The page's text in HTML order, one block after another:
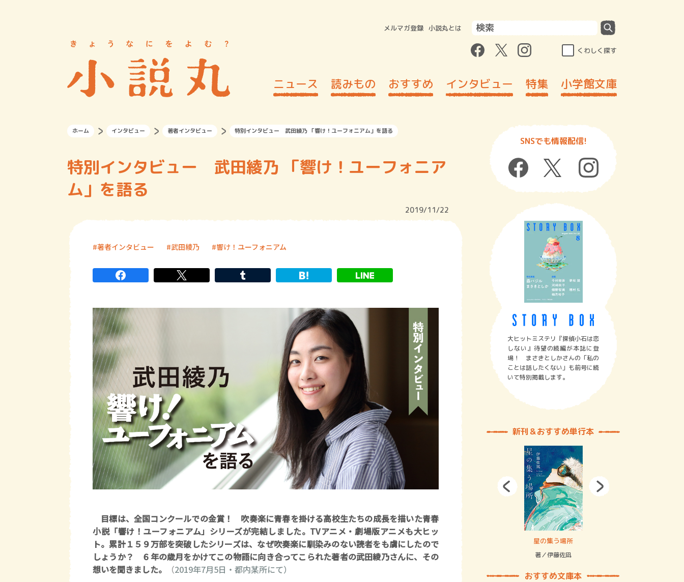
メルマガ登録 小説丸とは
くわしく探す
ニュース 読みもの おすすめ インタビュー 特集 小学館文庫
ホーム インタビュー 著者インタビュー 特別インタビュー 武田綾乃 「響け！ユーフォニアム」を語る
特別インタビュー 武田綾乃 「響け！ユーフォニア
ム」を語る
2019/11/22
著者インタビュー 武田綾乃 響け！ユーフォニアム
目標は、全国コンクールでの金賞！ 吹奏楽に青春を掛ける高校生たちの成長を描いた青春
小説「響け！ユーフォニアム」シリーズが完結しました。TVアニメ・劇場版アニメも大ヒッ
ト。累計１５９万部を突破したシリーズは、なぜ吹奏楽に馴染みのない読者をも虜にしたので
しょうか？ ６年の歳月をかけてこの物語に向き合ってこられた著者の武田綾乃さんに、その
想いを聞きました。
（2019年7月5日・都内某所にて）
SNSでも情報配信!
大ヒットミステリ『探偵小石は恋
しない』待望の続編が本誌に登
場！ まさきとしかさんの「私の
ことは話したくない」も前号に続
いて特別掲載します。
新刊＆おすすめ単行本
賞金稼ぎスリーサム！ 二重拘束の…
著／川瀬七緒
星の集う場所
著／伊藤佐凪
おすすめ文庫本